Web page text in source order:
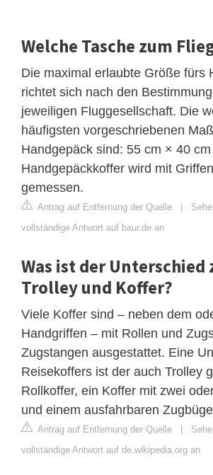
Welche Tasche zum
Die maximal erlaubte Größe fürs
richtet sich nach den
jeweiligen Fluggesellschaft. Die
häufigsten vorgeschriebenen
Handgepäck sind: 55 cm × 40
Handgepäckkoffer wird mit
gemessen.
Antrag auf Entfernung der Quelle
vollständige Antwort auf baur.de an
Was ist der Unterschied
Trolley und Koffer?
Viele Koffer sind – neben dem
Handgriffen – mit Rollen und
Zugstangen ausgestattet. Eine
Reisekoffers ist der auch Trolley
Rollkoffer, ein Koffer mit zwei
und einem ausfahrbaren
Antrag auf Entfernung der Quelle
vollständige Antwort auf de.wikipedia.org an